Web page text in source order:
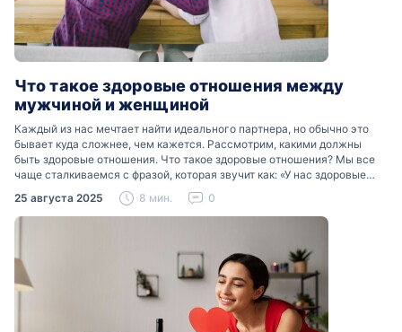
Что такое здоровые отношения между
мужчиной и женщиной
Каждый из нас мечтает найти идеального партнера, но обычно это
бывает куда сложнее, чем кажется. Рассмотрим, какими должны
быть здоровые отношения. Что такое здоровые отношения? Мы все
чаще сталкиваемся с фразой, которая звучит как: «У нас здоровые
отношения». Что именно подразумевается…
25 августа 2025 8 мин. 0